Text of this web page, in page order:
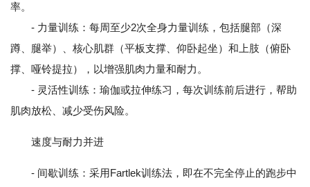
率。
- 力量训练：每周至少2次全身力量训练，包括腿部（深
蹲、腿举）、核心肌群（平板支撑、仰卧起坐）和上肢（俯卧
撑、哑铃提拉），以增强肌肉力量和耐力。
- 灵活性训练：瑜伽或拉伸练习，每次训练前后进行，帮助
肌肉放松、减少受伤风险。
速度与耐力并进
- 间歇训练：采用Fartlek训练法，即在不完全停止的跑步中